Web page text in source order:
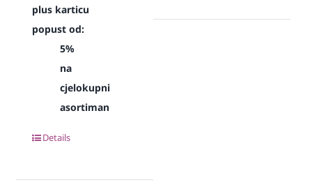
plus karticu
popust od:
5%
na
cjelokupni
asortiman
Details